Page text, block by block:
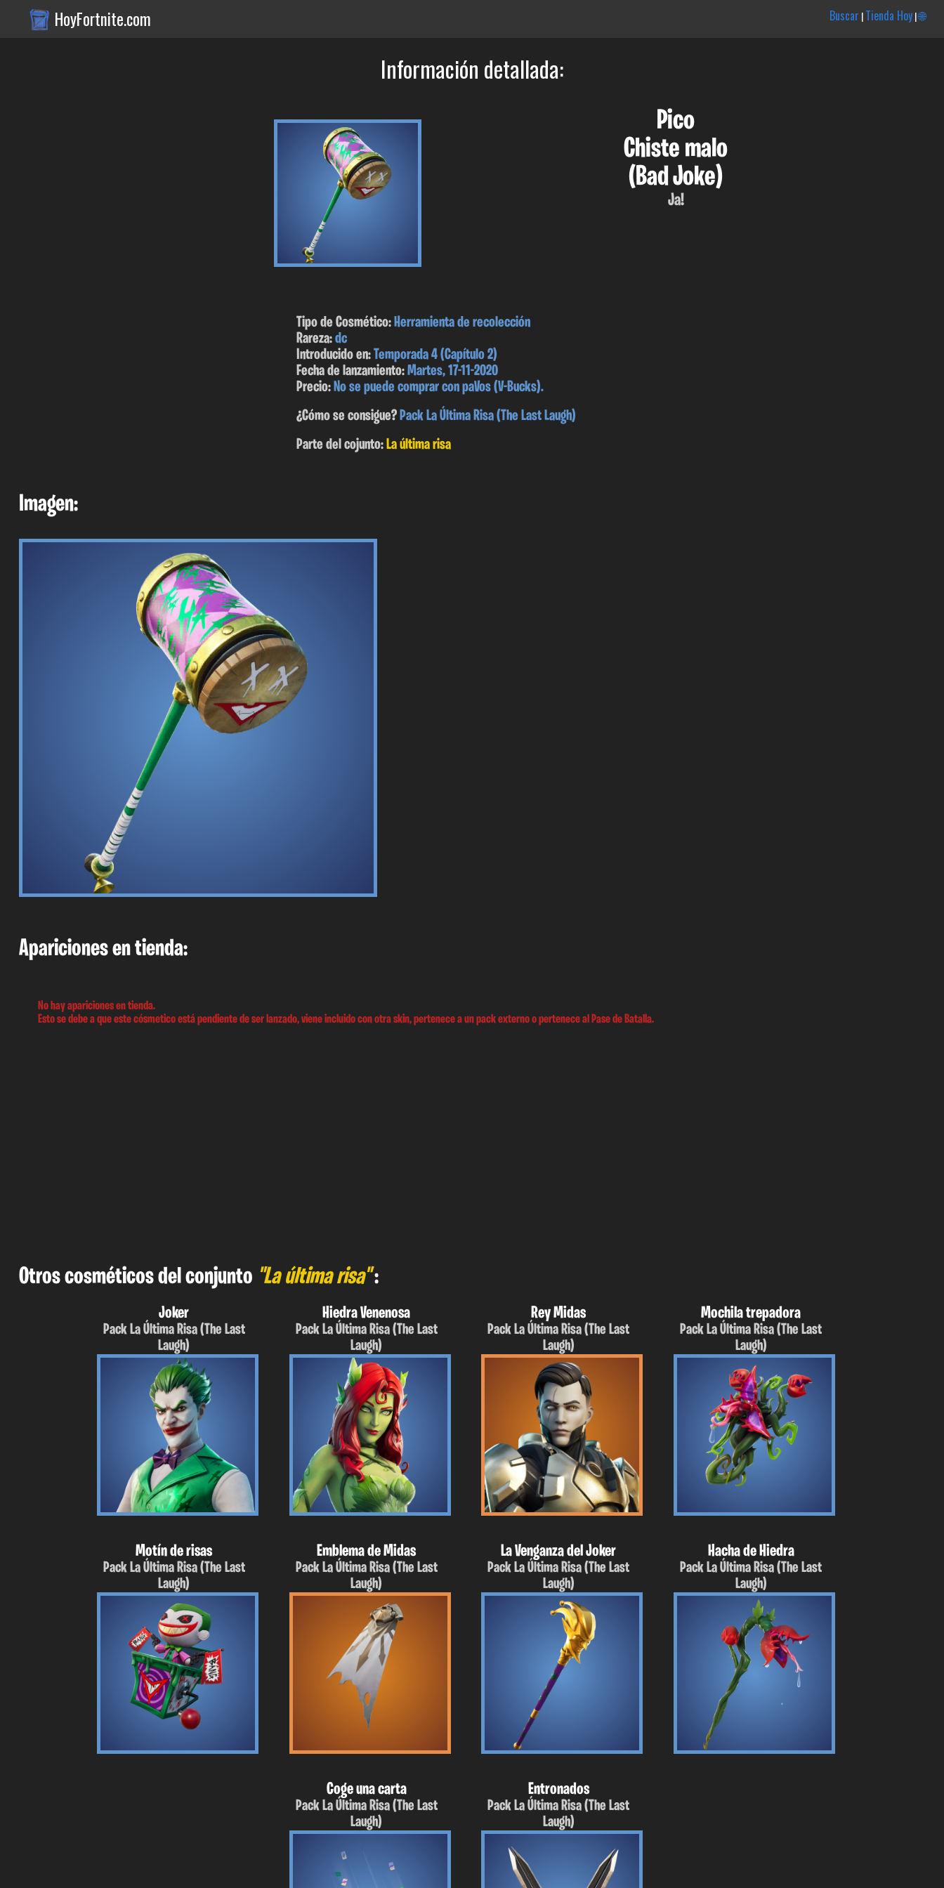
HoyFortnite.com Buscar |Tienda Hoy|🌐
Información detallada:
Pico
Chiste malo
(Bad Joke)
Ja!
Tipo de Cosmético:Herramienta de recolección
Rareza:dc
Introducido en:Temporada 4 (Capítulo 2)
Fecha de lanzamiento:Martes, 17-11-2020
Precio:No se puede comprar con paVos (V-Bucks).
¿Cómo se consigue? Pack La Última Risa (The Last Laugh)
Parte del cojunto:La última risa
Imagen:
Apariciones en tienda:
No hay apariciones en tienda.
Esto se debe a que este cósmetico está pendiente de ser lanzado, viene incluido con otra skin, pertenece a un pack externo o pertenece al Pase de Batalla.
Otros cosméticos del conjunto "La última risa":
Joker
Pack La Última Risa (The Last
Laugh)
Hiedra Venenosa
Pack La Última Risa (The Last
Laugh)
Rey Midas
Pack La Última Risa (The Last
Laugh)
Mochila trepadora
Pack La Última Risa (The Last
Laugh)
Motín de risas
Pack La Última Risa (The Last
Laugh)
Emblema de Midas
Pack La Última Risa (The Last
Laugh)
La Venganza del Joker
Pack La Última Risa (The Last
Laugh)
Hacha de Hiedra
Pack La Última Risa (The Last
Laugh)
Coge una carta
Pack La Última Risa (The Last
Laugh)
Entronados
Pack La Última Risa (The Last
Laugh)